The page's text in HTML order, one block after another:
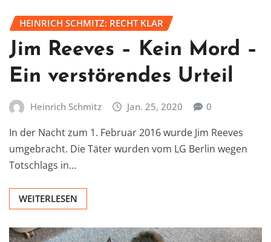
HEINRICH SCHMITZ: RECHT KLAR
Jim Reeves – Kein Mord –
Ein verstörendes Urteil
Heinrich Schmitz Jan. 25, 2020 0
In der Nacht zum 1. Februar 2016 wurde Jim Reeves
umgebracht. Die Täter wurden vom LG Berlin wegen
Totschlags in…
WEITERLESEN